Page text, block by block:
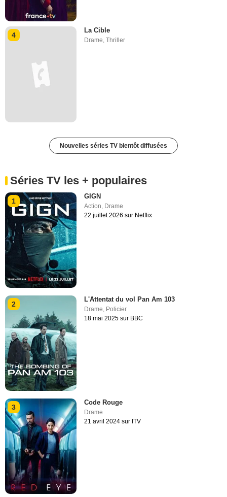
4
La Cible
Drame,Thriller
Nouvelles séries TV bientôt diffusées
Séries TV les + populaires
1
GIGN
Action Drame
22 juillet 2026 sur Netflix
2
L'Attentat du vol Pan Am 103
Drame, Policier
18 mai 2025 sur BBC
3
Code Rouge
Drame
21 avril 2024 sur ITV